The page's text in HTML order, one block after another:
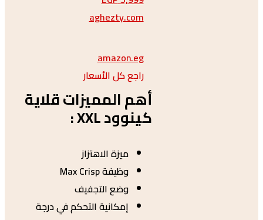
aghezty.com
amazon.eg
راجع كل الأسعار
أهم المميزات قلاية
كينوود XXL :
ميزة الاهتزاز
وظيفة Max Crisp
وضع التجفيف
إمكانية التحكم في درجة